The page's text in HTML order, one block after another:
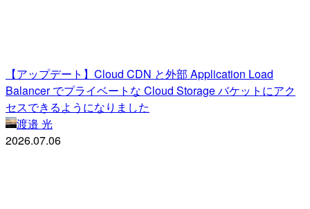
【アップデート】Cloud CDN と外部 Application Load
Balancer でプライベートな Cloud Storage バケットにアク
セスできるようになりました
渡邉 光
2026.07.06